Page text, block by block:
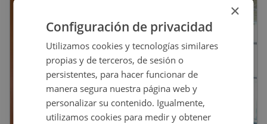
×
Configuración de privacidad
Utilizamos cookies y tecnologías similares
propias y de terceros, de sesión o
persistentes, para hacer funcionar de
manera segura nuestra página web y
personalizar su contenido. Igualmente,
utilizamos cookies para medir y obtener